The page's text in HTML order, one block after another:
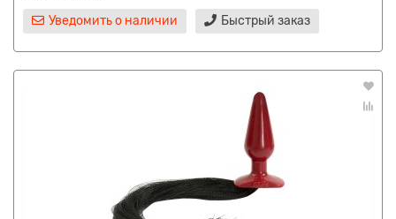
Уведомить о наличии Быстрый заказ